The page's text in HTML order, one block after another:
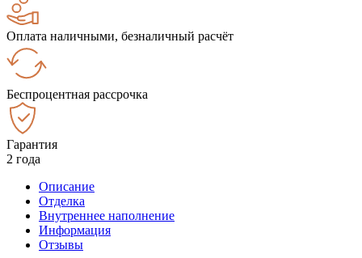
Оплата наличными, безналичный расчёт
Беспроцентная рассрочка
Гарантия
2 года
Описание
Отделка
Внутреннее наполнение
Информация
Отзывы